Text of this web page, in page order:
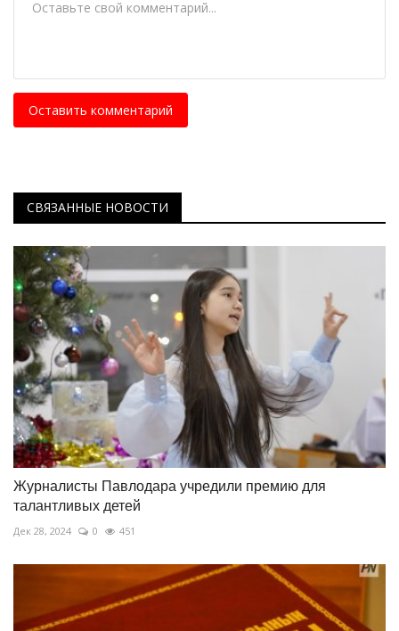
Оставить комментарий
СВЯЗАННЫЕ НОВОСТИ
Журналисты Павлодара учредили премию для
талантливых детей
Дек 28, 2024 0 451